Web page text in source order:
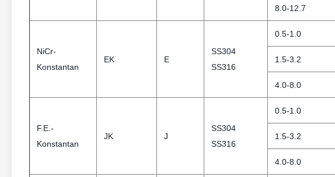
8.0-12.7
NiCr-
Konstantan
EK E
SS304
SS316
0.5-1.0
1.5-3.2
4.0-8.0
F.E.-
Konstantan
JK J
SS304
SS316
0.5-1.0
1.5-3.2
4.0-8.0